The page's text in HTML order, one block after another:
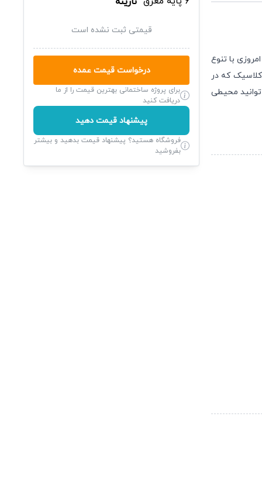
با تنوع
کلاسیک که در
محیطی
قیمتی ثبت نشده است
درخواست قیمت عمده
برای پروژه ساختمانی بهترین قیمت را از ما
دریافت کنید
پیشنهاد قیمت دهید
فروشگاه هستید؟ پیشنهاد قیمت بدهید و بیشتر
بفروشید